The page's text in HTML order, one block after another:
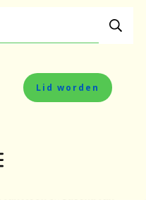
Lid worden